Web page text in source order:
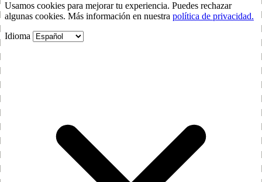
Usamos cookies para mejorar tu experiencia. Puedes rechazar
algunas cookies. Más información en nuestra política de privacidad.
Idioma